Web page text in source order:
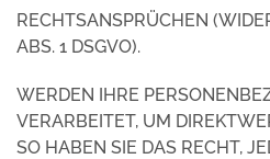
RECHTSANSPRÜCHEN
ABS. 1 DSGVO).
WERDEN IHRE
VERARBEITET, UM
SO HABEN SIE DAS RECHT,